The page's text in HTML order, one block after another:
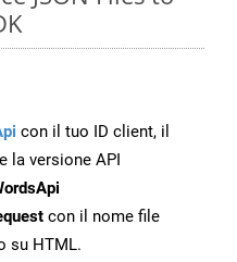
con il tuo ID client, il
la versione API
con il nome file
su HTML.